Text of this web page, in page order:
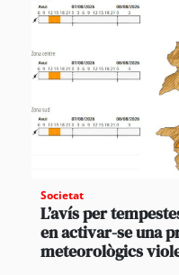
Societat
L’avís per
en activar-se una
meteorològics